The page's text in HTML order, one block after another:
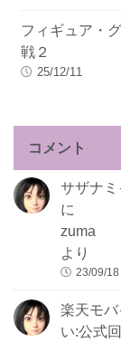
フィギュア・
戦２
25/12/11
コメント
サザナ
に
zuma
より
23/09/18
楽天モ
い:公式